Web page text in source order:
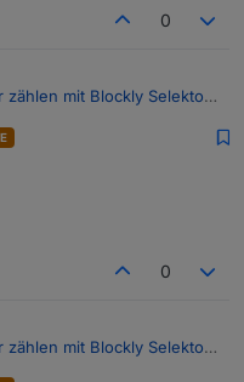
0
zählen mit Blockly Selektor
0
zählen mit Blockly Selektor